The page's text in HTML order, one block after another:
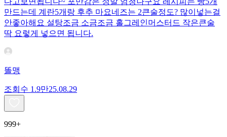
만드는데 계란5개랑 후추 마요네즈는 2큰술정도? 많이넣는걸
안좋아해요 설탕조금 소금조금 홀그레인머스터드 작은큰술
딱 요렇게 넣으면 됩니다.
똘맹
조회수 1.9만25.08.29
999+